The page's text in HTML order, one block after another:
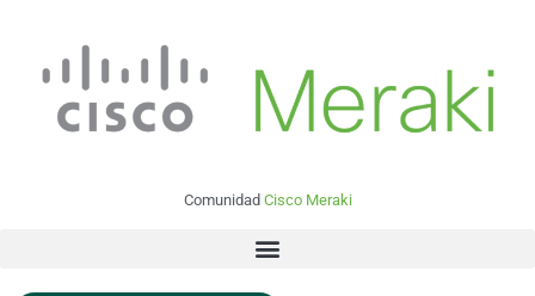
Comunidad Cisco Meraki